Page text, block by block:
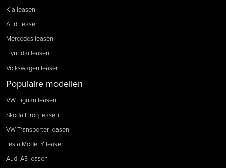
Kia leasen
Audi leasen
Mercedes leasen
Hyundai leasen
Volkswagen leasen
Populaire modellen
VW Tiguan leasen
Skoda Elroq leasen
VW Transporter leasen
Tesla Model Y leasen
Audi A3 leasen